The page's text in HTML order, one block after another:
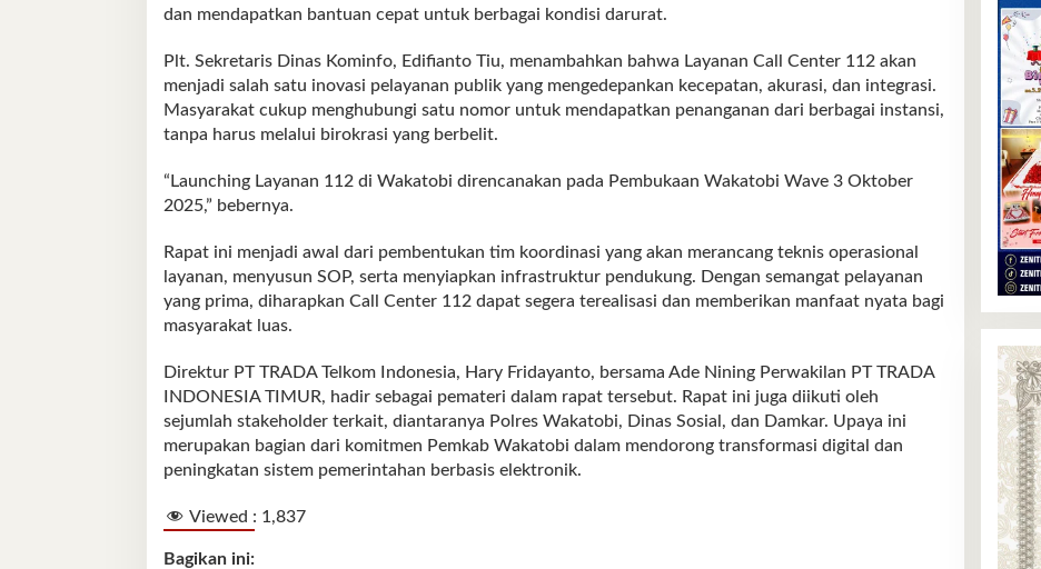
dan mendapatkan bantuan cepat untuk berbagai kondisi darurat.
Plt. Sekretaris Dinas Kominfo, Edifianto Tiu, menambahkan bahwa Layanan Call Center 112 akan
menjadi salah satu inovasi pelayanan publik yang mengedepankan kecepatan, akurasi, dan integrasi.
Masyarakat cukup menghubungi satu nomor untuk mendapatkan penanganan dari berbagai instansi,
tanpa harus melalui birokrasi yang berbelit.
“Launching Layanan 112 di Wakatobi direncanakan pada Pembukaan Wakatobi Wave 3 Oktober
2025,” bebernya.
Rapat ini menjadi awal dari pembentukan tim koordinasi yang akan merancang teknis operasional
layanan, menyusun SOP, serta menyiapkan infrastruktur pendukung. Dengan semangat pelayanan
yang prima, diharapkan Call Center 112 dapat segera terealisasi dan memberikan manfaat nyata bagi
masyarakat luas.
Direktur PT TRADA Telkom Indonesia, Hary Fridayanto, bersama Ade Nining Perwakilan PT TRADA
INDONESIA TIMUR, hadir sebagai pemateri dalam rapat tersebut. Rapat ini juga diikuti oleh
sejumlah stakeholder terkait, diantaranya Polres Wakatobi, Dinas Sosial, dan Damkar. Upaya ini
merupakan bagian dari komitmen Pemkab Wakatobi dalam mendorong transformasi digital dan
peningkatan sistem pemerintahan berbasis elektronik.
Viewed : 1,837
Bagikan ini: